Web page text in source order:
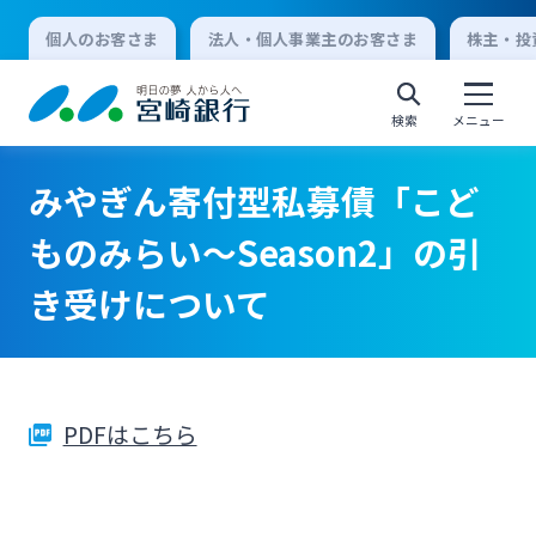
個人のお客さま 法人・個人事業主のお客さま 株主・
検索 メニュー
個人向けインターネットバンキング
ログオン
みやぎん寄付型私募債「こど
ものみらい～Season2」の引
き受けについて
PDFはこちら